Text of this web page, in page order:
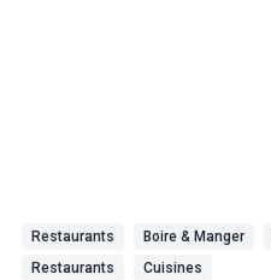
Restaurants Boire & Manger
Restaurants
Cuisines